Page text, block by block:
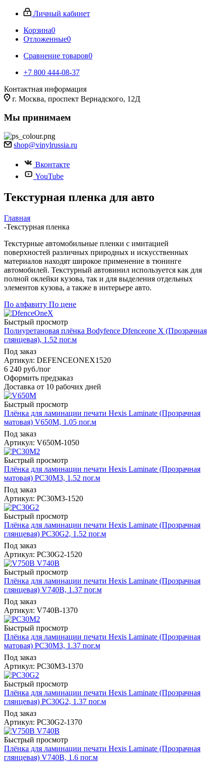
Личный кабинет
Корзина0
Отложенные0
Сравнение товаров0
+7 800 444-08-37
Контактная информация
г. Москва, проспект Вернадского, 12Д
Мы принимаем
shop@vinylrussia.ru
Вконтакте
YouTube
Текстурная пленка для авто
Главная
-Текстурная пленка
Текстурные автомобильные пленки с имитацией
поверхностей различных природных и искусственных
материалов находят широкое применение в тюнинге
автомобилей. Текстурный автовинил используется как для
полной оклейки кузова, так и для выделения отдельных
элементов кузова, а также в интерьере авто.
По алфавиту По цене
Быстрый просмотр
Полиуретановая плёнка Bodyfence Dfenceone X (Прозрачная
глянцевая), 1.52 пог.м
Под заказ
Артикул: DEFENCEONEX1520
6 240 руб./пог
Оформить предзаказ
Доставка от 10 рабочих дней
Быстрый просмотр
Плёнка для ламинации печати Hexis Laminate (Прозрачная
матовая) V650M, 1.05 пог.м
Под заказ
Артикул: V650M-1050
Быстрый просмотр
Плёнка для ламинации печати Hexis Laminate (Прозрачная
матовая) PC30M3, 1.52 пог.м
Под заказ
Артикул: PC30M3-1520
Быстрый просмотр
Плёнка для ламинации печати Hexis Laminate (Прозрачная
глянцевая) PC30G2, 1.52 пог.м
Под заказ
Артикул: PC30G2-1520
Быстрый просмотр
Плёнка для ламинации печати Hexis Laminate (Прозрачная
глянцевая) V740B, 1.37 пог.м
Под заказ
Артикул: V740B-1370
Быстрый просмотр
Плёнка для ламинации печати Hexis Laminate (Прозрачная
матовая) PC30M3, 1.37 пог.м
Под заказ
Артикул: PC30M3-1370
Быстрый просмотр
Плёнка для ламинации печати Hexis Laminate (Прозрачная
глянцевая) PC30G2, 1.37 пог.м
Под заказ
Артикул: PC30G2-1370
Быстрый просмотр
Плёнка для ламинации печати Hexis Laminate (Прозрачная
глянцевая) V740B, 1.6 пог.м